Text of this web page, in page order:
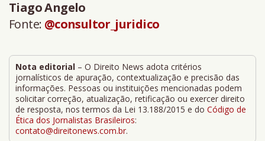
Tiago Angelo
Fonte: @consultor_juridico
Nota editorial – O Direito News adota critérios
jornalísticos de apuração, contextualização e precisão das
informações. Pessoas ou instituições mencionadas podem
solicitar correção, atualização, retificação ou exercer direito
de resposta, nos termos da Lei 13.188/2015 e do Código de
Ética dos Jornalistas Brasileiros:
contato@direitonews.com.br.